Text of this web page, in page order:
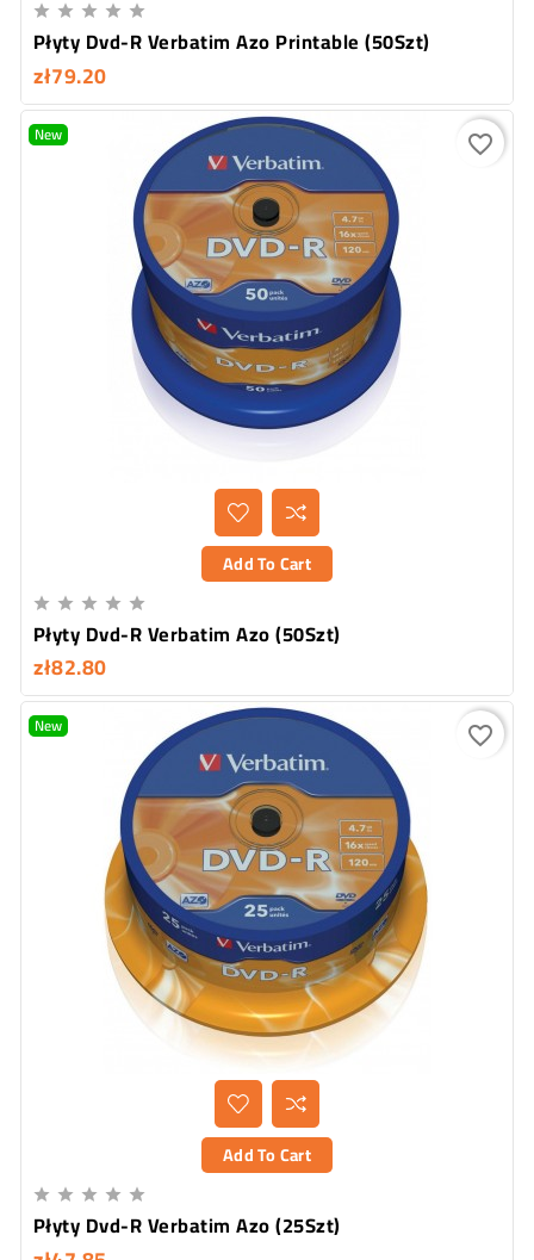
    
Płyty Dvd-R Verbatim Azo Printable (50Szt)
zł79.20
New
Add To Cart
    
Płyty Dvd-R Verbatim Azo (50Szt)
zł82.80
favorite_border
New
Add To Cart
    
Płyty Dvd-R Verbatim Azo (25Szt)
favorite_border